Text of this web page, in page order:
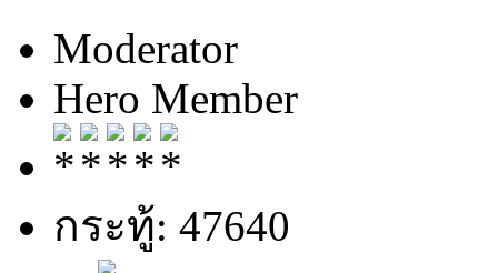
Moderator
Hero Member
กระทู้: 47640